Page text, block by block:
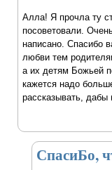
Алла! Я прочла ту
посоветовали.
написано. Спасибо
любви тем
а их детям Божьей
кажется надо
рассказывать,
СпасиБо,